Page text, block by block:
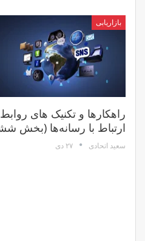
بازاریابی
راهکارها و تکنیک های
ارتباط با رسانه‌ها (بخش
سعید اتحادی ۲۷ دی